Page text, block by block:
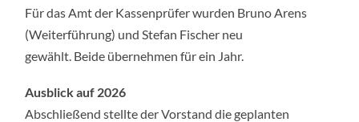
Für das Amt der Kassenprüfer wurden Bruno Arens
(Weiterführung) und Stefan Fischer neu
gewählt. Beide übernehmen für ein Jahr.
Ausblick auf 2026
Abschließend stellte der Vorstand die geplanten